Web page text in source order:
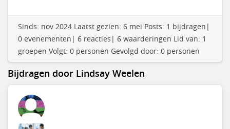
Sinds: nov 2024 Laatst gezien: 6 mei Posts: 1 bijdragen|
0 evenementen| 6 reacties| 6 waarderingen Lid van: 1
groepen Volgt: 0 personen Gevolgd door: 0 personen
Bijdragen door Lindsay Weelen